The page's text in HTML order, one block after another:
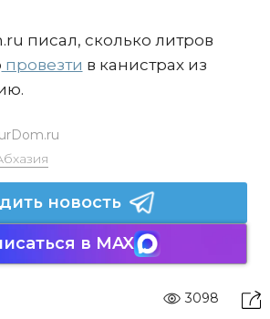
писал, сколько литров
провезти в канистрах из
новость
в MAX
3098